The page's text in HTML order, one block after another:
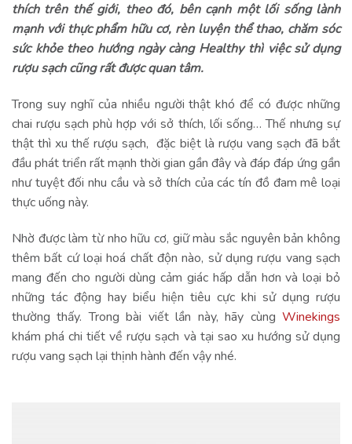
thích trên thế giới, theo đó, bên cạnh một lối sống lành
mạnh với thực phẩm hữu cơ, rèn luyện thể thao, chăm sóc
sức khỏe theo hướng ngày càng Healthy thì việc sử dụng
rượu sạch cũng rất được quan tâm.
Trong suy nghĩ của nhiều người thật khó để có được những
chai rượu sạch phù hợp với sở thích, lối sống… Thế nhưng sự
thật thì xu thế rượu sạch, đặc biệt là rượu vang sạch đã bắt
đầu phát triển rất mạnh thời gian gần đây và đáp đáp ứng gần
như tuyệt đối nhu cầu và sở thích của các tín đồ đam mê loại
thực uống này.
Nhờ được làm từ nho hữu cơ, giữ màu sắc nguyên bản không
thêm bất cứ loại hoá chất độn nào, sử dụng rượu vang sạch
mang đến cho người dùng cảm giác hấp dẫn hơn và loại bỏ
những tác động hay biểu hiện tiêu cực khi sử dụng rượu
thường thấy. Trong bài viết lần này, hãy cùng Winekings
khám phá chi tiết về rượu sạch và tại sao xu hướng sử dụng
rượu vang sạch lại thịnh hành đến vậy nhé.